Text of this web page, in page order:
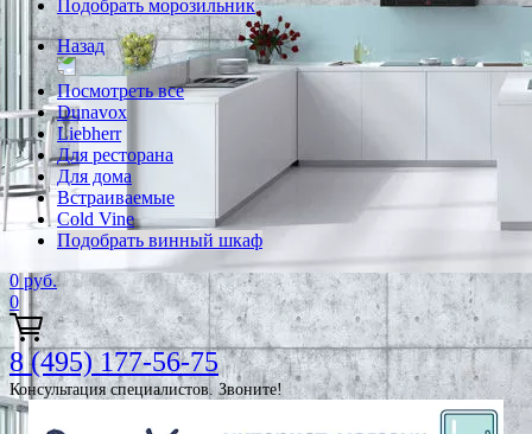
Подобрать морозильник
Назад
Посмотреть все
Dunavox
Liebherr
Для ресторана
Для дома
Встраиваемые
Cold Vine
Подобрать винный шкаф
0 руб.
0
8 (495) 177-56-75
Консультация специалистов. Звоните!